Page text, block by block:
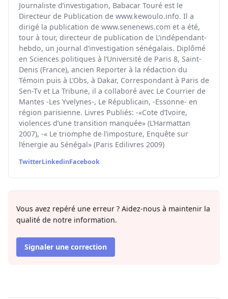
Journaliste d’investigation, Babacar Touré est le
Directeur de Publication de www.kewoulo.info. Il a
dirigé la publication de www.senenews.com et a été,
tour à tour, directeur de publication de L’indépendant-
hebdo, un journal d’investigation sénégalais. Diplômé
en Sciences politiques à l’Université de Paris 8, Saint-
Denis (France), ancien Reporter à la rédaction du
Témoin puis à L’Obs, à Dakar, Correspondant à Paris de
Sen-Tv et La Tribune, il a collaboré avec Le Courrier de
Mantes -Les Yvelynes-, Le Républicain, -Essonne- en
région parisienne. Livres Publiés: -«Cote d’Ivoire,
violences d’une transition manquée» (L’Harmattan
2007), -« Le triomphe de l’imposture, Enquête sur
l’énergie au Sénégal» (Paris Edilivres 2009)
TwitterLinkedinFacebook
Vous avez repéré une erreur ? Aidez-nous à maintenir la
qualité de notre information.
Signaler une correction